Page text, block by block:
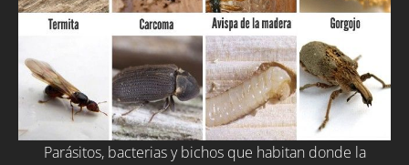
Parásitos, bacterias y bichos que habitan donde la